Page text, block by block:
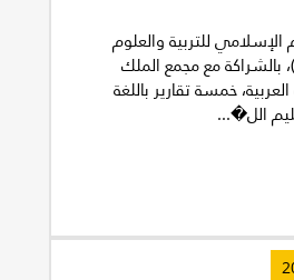
للتربية والعلوم
بالشراكة مع مجمع الملك
خمسة تقارير باللغة
الل�...